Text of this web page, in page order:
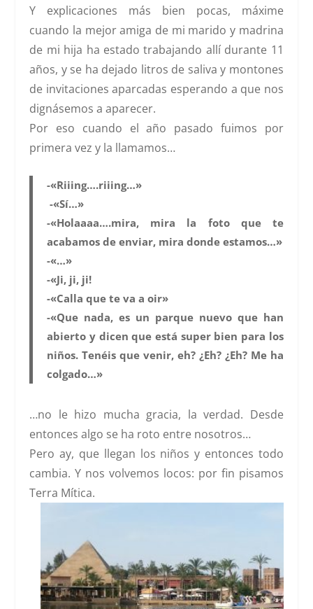
Y explicaciones más bien pocas, máxime
cuando la mejor amiga de mi marido y madrina
de mi hija ha estado trabajando allí durante 11
años, y se ha dejado litros de saliva y montones
de invitaciones aparcadas esperando a que nos
dignásemos a aparecer.
Por eso cuando el año pasado fuimos por
primera vez y la llamamos…
-«Riiing….riiing…»
-«Sí…»
-«Holaaaa….mira, mira la foto que te
acabamos de enviar, mira donde estamos…»
-«…»
-«Ji, ji, ji!
-«Calla que te va a oir»
-«Que nada, es un parque nuevo que han
abierto y dicen que está super bien para los
niños. Tenéis que venir, eh? ¿Eh? ¿Eh? Me ha
colgado…»
…no le hizo mucha gracia, la verdad. Desde
entonces algo se ha roto entre nosotros…
Pero ay, que llegan los niños y entonces todo
cambia. Y nos volvemos locos: por fin pisamos
Terra Mítica.